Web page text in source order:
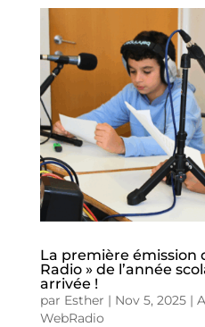
La première émission
Radio » de l’année
arrivée !
par Esther | Nov 5, 2025|
WebRadio